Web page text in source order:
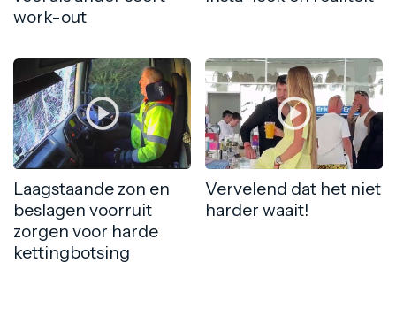
work-out
Laagstaande zon en
beslagen voorruit
zorgen voor harde
kettingbotsing
Vervelend dat het niet
harder waait!